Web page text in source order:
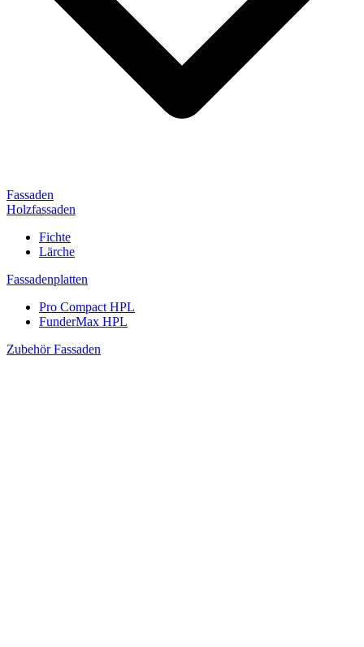
Fassaden
Holzfassaden
Fichte
Lärche
Fassadenplatten
Pro Compact HPL
FunderMax HPL
Zubehör Fassaden